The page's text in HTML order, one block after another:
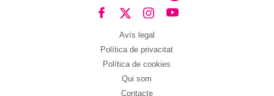
Avís legal
Política de privacitat
Política de cookies
Qui som
Contacte